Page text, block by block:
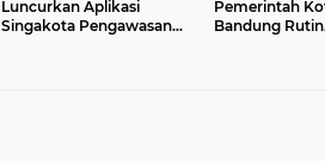
Luncurkan Aplikasi
Singakota Pengawasan
Pemerintah
Bandung Rutin